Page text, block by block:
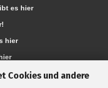
Cookies und andere
es hier
hier